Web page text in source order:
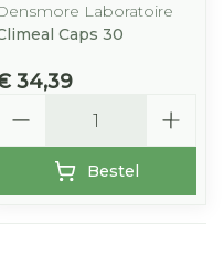
Laboratoire
Caps 30
34,39
Bestel